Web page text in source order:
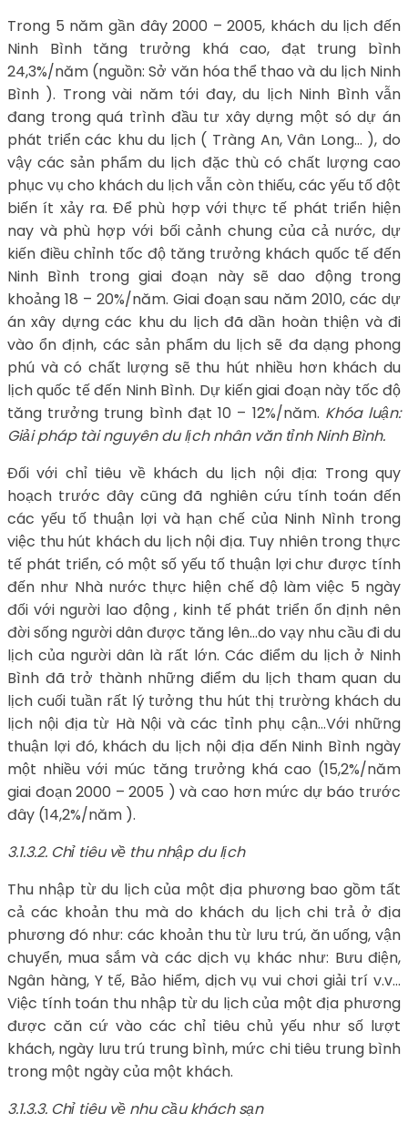
Trong 5 năm gần đây 2000 – 2005, khách du lịch đến
Ninh Bình tăng trưởng khá cao, đạt trung bình
24,3%/năm (nguồn: Sở văn hóa thể thao và du lịch Ninh
Bình ). Trong vài năm tới đay, du lịch Ninh Bình vẫn
đang trong quá trình đầu tư xây dựng một só dự án
phát triển các khu du lịch ( Tràng An, Vân Long… ), do
vậy các sản phẩm du lịch đặc thù có chất lượng cao
phục vụ cho khách du lịch vẫn còn thiếu, các yếu tố đột
biến ít xảy ra. Để phù hợp với thực tế phát triển hiện
nay và phù hợp với bối cảnh chung của cả nước, dự
kiến điều chỉnh tốc độ tăng trưởng khách quốc tế đến
Ninh Bình trong giai đoạn này sẽ dao động trong
khoảng 18 – 20%/năm. Giai đoạn sau năm 2010, các dự
án xây dựng các khu du lịch đã dần hoàn thiện và đi
vào ổn định, các sản phẩm du lịch sẽ đa dạng phong
phú và có chất lượng sẽ thu hút nhiều hơn khách du
lịch quốc tế đến Ninh Bình. Dự kiến giai đoạn này tốc độ
tăng trưởng trung bình đạt 10 – 12%/năm. Khóa luận:
Giải pháp tài nguyên du lịch nhân văn tỉnh Ninh Bình.
Đối với chỉ tiêu về khách du lịch nội địa: Trong quy
hoạch trước đây cũng đã nghiên cứu tính toán đến
các yếu tố thuận lợi và hạn chế của Ninh Nình trong
việc thu hút khách du lịch nội địa. Tuy nhiên trong thực
tế phát triển, có một số yếu tố thuận lợi chư được tính
đến như Nhà nước thực hiện chế độ làm việc 5 ngày
đối với người lao động , kinh tế phát triển ổn định nên
đời sống người dân được tăng lên…do vạy nhu cầu đi du
lịch của người dân là rất lớn. Các điểm du lịch ở Ninh
Bình đã trở thành những điểm du lịch tham quan du
lịch cuối tuần rất lý tưởng thu hút thị trường khách du
lịch nội địa từ Hà Nội và các tỉnh phụ cận…Với những
thuận lợi đó, khách du lịch nội địa đến Ninh Bình ngày
một nhiều với múc tăng trưởng khá cao (15,2%/năm
giai đoạn 2000 – 2005 ) và cao hơn mức dự báo trước
đây (14,2%/năm ).
3.1.3.2. Chỉ tiêu về thu nhập du lịch
Thu nhập từ du lịch của một địa phương bao gồm tất
cả các khoản thu mà do khách du lịch chi trả ở địa
phương đó như: các khoản thu từ lưu trú, ăn uống, vận
chuyển, mua sắm và các dịch vụ khác như: Bưu điện,
Ngân hàng, Y tế, Bảo hiểm, dịch vụ vui chơi giải trí v.v…
Việc tính toán thu nhập từ du lịch của một địa phương
được căn cứ vào các chỉ tiêu chủ yếu như số lượt
khách, ngày lưu trú trung bình, mức chi tiêu trung bình
trong một ngày của một khách.
3.1.3.3. Chỉ tiêu về nhu cầu khách sạn